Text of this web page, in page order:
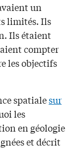
un
limités. Ils
Ils étaient
compter
les objectifs
spatialesur
les
en géologie
et décrit